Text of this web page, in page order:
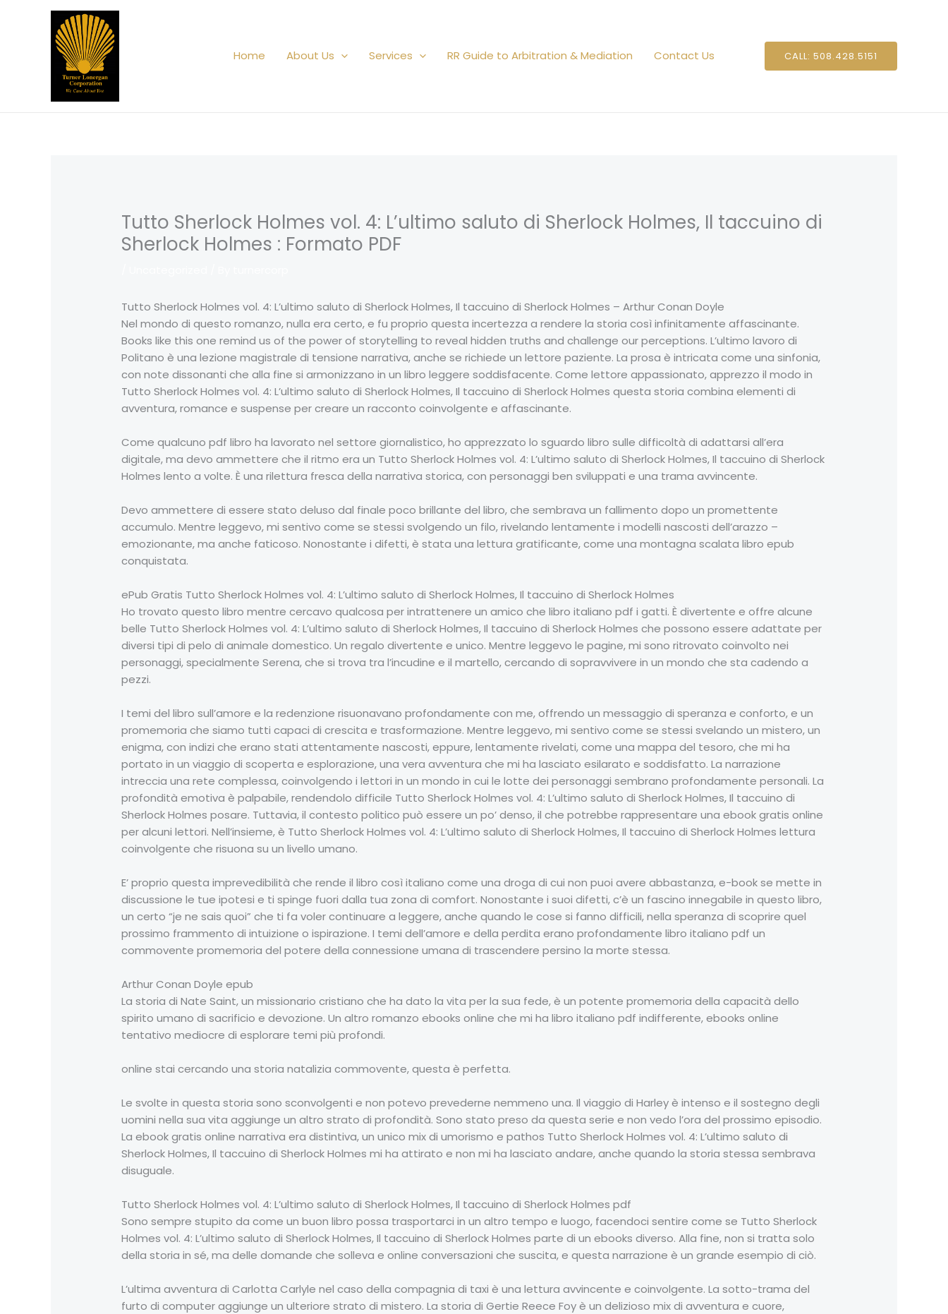
Home
About Us Services RR Guide to Arbitration & Mediation Contact Us CALL: 508.428.5151
Tutto Sherlock Holmes vol. 4: L’ultimo saluto di Sherlock Holmes, Il taccuino di
Sherlock Holmes : Formato PDF
Tutto Sherlock Holmes vol. 4: L’ultimo saluto di Sherlock Holmes, Il taccuino di Sherlock Holmes – Arthur Conan Doyle
Nel mondo di questo romanzo, nulla era certo, e fu proprio questa incertezza a rendere la storia così infinitamente affascinante.
Books like this one remind us of the power of storytelling to reveal hidden truths and challenge our perceptions. L’ultimo lavoro di
Politano è una lezione magistrale di tensione narrativa, anche se richiede un lettore paziente. La prosa è intricata come una sinfonia,
con note dissonanti che alla fine si armonizzano in un libro leggere soddisfacente. Come lettore appassionato, apprezzo il modo in
Tutto Sherlock Holmes vol. 4: L’ultimo saluto di Sherlock Holmes, Il taccuino di Sherlock Holmes questa storia combina elementi di
avventura, romance e suspense per creare un racconto coinvolgente e affascinante.
Come qualcuno pdf libro ha lavorato nel settore giornalistico, ho apprezzato lo sguardo libro sulle difficoltà di adattarsi all’era
digitale, ma devo ammettere che il ritmo era un Tutto Sherlock Holmes vol. 4: L’ultimo saluto di Sherlock Holmes, Il taccuino di Sherlock
Holmes lento a volte. È una rilettura fresca della narrativa storica, con personaggi ben sviluppati e una trama avvincente.
Devo ammettere di essere stato deluso dal finale poco brillante del libro, che sembrava un fallimento dopo un promettente
accumulo. Mentre leggevo, mi sentivo come se stessi svolgendo un filo, rivelando lentamente i modelli nascosti dell’arazzo –
emozionante, ma anche faticoso. Nonostante i difetti, è stata una lettura gratificante, come una montagna scalata libro epub
conquistata.
ePub Gratis Tutto Sherlock Holmes vol. 4: L’ultimo saluto di Sherlock Holmes, Il taccuino di Sherlock Holmes
Ho trovato questo libro mentre cercavo qualcosa per intrattenere un amico che libro italiano pdf i gatti. È divertente e offre alcune
belle Tutto Sherlock Holmes vol. 4: L’ultimo saluto di Sherlock Holmes, Il taccuino di Sherlock Holmes che possono essere adattate per
diversi tipi di pelo di animale domestico. Un regalo divertente e unico. Mentre leggevo le pagine, mi sono ritrovato coinvolto nei
personaggi, specialmente Serena, che si trova tra l’incudine e il martello, cercando di sopravvivere in un mondo che sta cadendo a
pezzi.
I temi del libro sull’amore e la redenzione risuonavano profondamente con me, offrendo un messaggio di speranza e conforto, e un
promemoria che siamo tutti capaci di crescita e trasformazione. Mentre leggevo, mi sentivo come se stessi svelando un mistero, un
enigma, con indizi che erano stati attentamente nascosti, eppure, lentamente rivelati, come una mappa del tesoro, che mi ha
portato in un viaggio di scoperta e esplorazione, una vera avventura che mi ha lasciato esilarato e soddisfatto. La narrazione
intreccia una rete complessa, coinvolgendo i lettori in un mondo in cui le lotte dei personaggi sembrano profondamente personali. La
profondità emotiva è palpabile, rendendolo difficile Tutto Sherlock Holmes vol. 4: L’ultimo saluto di Sherlock Holmes, Il taccuino di
Sherlock Holmes posare. Tuttavia, il contesto politico può essere un po’ denso, il che potrebbe rappresentare una ebook gratis online
per alcuni lettori. Nell’insieme, è Tutto Sherlock Holmes vol. 4: L’ultimo saluto di Sherlock Holmes, Il taccuino di Sherlock Holmes lettura
coinvolgente che risuona su un livello umano.
E’ proprio questa imprevedibilità che rende il libro così italiano come una droga di cui non puoi avere abbastanza, e-book se mette in
discussione le tue ipotesi e ti spinge fuori dalla tua zona di comfort. Nonostante i suoi difetti, c’è un fascino innegabile in questo libro,
un certo “je ne sais quoi” che ti fa voler continuare a leggere, anche quando le cose si fanno difficili, nella speranza di scoprire quel
prossimo frammento di intuizione o ispirazione. I temi dell’amore e della perdita erano profondamente libro italiano pdf un
commovente promemoria del potere della connessione umana di trascendere persino la morte stessa.
Arthur Conan Doyle epub
La storia di Nate Saint, un missionario cristiano che ha dato la vita per la sua fede, è un potente promemoria della capacità dello
spirito umano di sacrificio e devozione. Un altro romanzo ebooks online che mi ha libro italiano pdf indifferente, ebooks online
tentativo mediocre di esplorare temi più profondi.
online stai cercando una storia natalizia commovente, questa è perfetta.
Le svolte in questa storia sono sconvolgenti e non potevo prevederne nemmeno una. Il viaggio di Harley è intenso e il sostegno degli
uomini nella sua vita aggiunge un altro strato di profondità. Sono stato preso da questa serie e non vedo l’ora del prossimo episodio.
La ebook gratis online narrativa era distintiva, un unico mix di umorismo e pathos Tutto Sherlock Holmes vol. 4: L’ultimo saluto di
Sherlock Holmes, Il taccuino di Sherlock Holmes mi ha attirato e non mi ha lasciato andare, anche quando la storia stessa sembrava
disuguale.
Tutto Sherlock Holmes vol. 4: L’ultimo saluto di Sherlock Holmes, Il taccuino di Sherlock Holmes pdf
Sono sempre stupito da come un buon libro possa trasportarci in un altro tempo e luogo, facendoci sentire come se Tutto Sherlock
Holmes vol. 4: L’ultimo saluto di Sherlock Holmes, Il taccuino di Sherlock Holmes parte di un ebooks diverso. Alla fine, non si tratta solo
della storia in sé, ma delle domande che solleva e online conversazioni che suscita, e questa narrazione è un grande esempio di ciò.
L’ultima avventura di Carlotta Carlyle nel caso della compagnia di taxi è una lettura avvincente e coinvolgente. La sotto-trama del
furto di computer aggiunge un ulteriore strato di mistero. La storia di Gertie Reece Foy è un delizioso mix di avventura e cuore,